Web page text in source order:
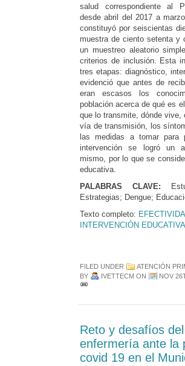
salud correspondiente al
desde abril del 2017 a
constituyó por seiscientas
muestra de ciento setenta y
un muestreo aleatorio
criterios de inclusión. Esta
tres etapas: diagnóstico,
evidenció que antes de
eran escasos los
población acerca de qué es
que lo transmite, dónde
vía de transmisión, los
las medidas a tomar para
intervención se logró un
mismo, por lo que se
educativa.
PALABRAS CLAVE:
Estrategias; Dengue;
Texto completo:
INTERVENCIÓN
FILED UNDER
ATENCIÓN
BY
IVETTECM ON NOV
Reto y desafíos
enfermería ante la
covid 19 en el